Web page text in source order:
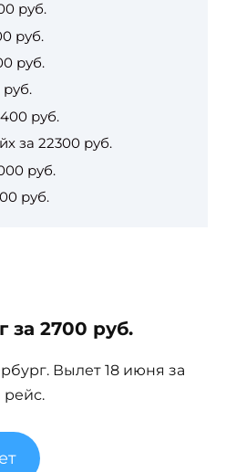
руб.
руб.
руб.
руб.
за 22300 руб.
руб.
руб.
за 2700 руб.
Вылет 18 июня за